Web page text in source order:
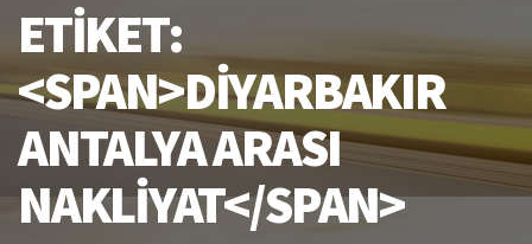
ETIKET:
<SPAN>DIYARBAKIR
ANTALYA ARASI
NAKLIYAT</SPAN>